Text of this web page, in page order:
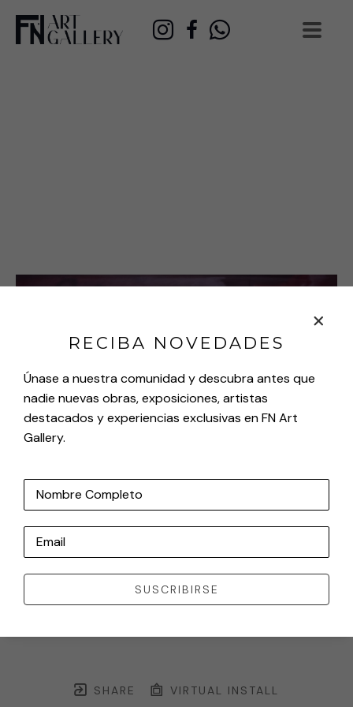
SHARE VIRTUAL INSTALL
RECIBA NOVEDADES
Únase a nuestra comunidad y descubra antes que
nadie nuevas obras, exposiciones, artistas
destacados y experiencias exclusivas en FN Art
Gallery.
Nombre Completo
Email
SUSCRIBIRSE